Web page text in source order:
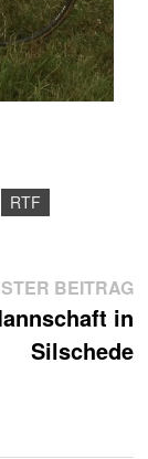
RTF
BEITRAG
in
Silschede